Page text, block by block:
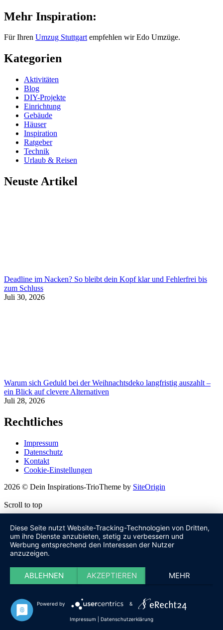
Mehr Inspiration:
Für Ihren Umzug Stuttgartempfehlen wir Edo Umzüge.
Kategorien
Aktivitäten
Blog
DIY-Projekte
Einrichtung
Gebäude
Häuser
Inspiration
Ratgeber
Technik
Urlaub & Reisen
Neuste Artikel
Deadline im Nacken? So bleibt dein Kopf klar und Fehlerfrei bis
zum Schluss
Juli 30, 2026
Warum sich Geduld bei der Weihnachtsdeko langfristig auszahlt –
ein Blick auf clevere Alternativen
Juli 28, 2026
Rechtliches
Impressum
Datenschutz
Kontakt
Cookie-Einstellungen
2026 © Dein Inspirations-TrioTheme by SiteOrigin
Scroll to top
Diese Seite nutzt Website-Tracking-Technologien von Dritten,
um ihre Dienste anzubieten, stetig zu verbessern und
Werbung entsprechend den Interessen der Nutzer
anzuzeigen.
ABLEHNEN AKZEPTIEREN MEHR
Powered by &
Impressum Datenschutzerklärung